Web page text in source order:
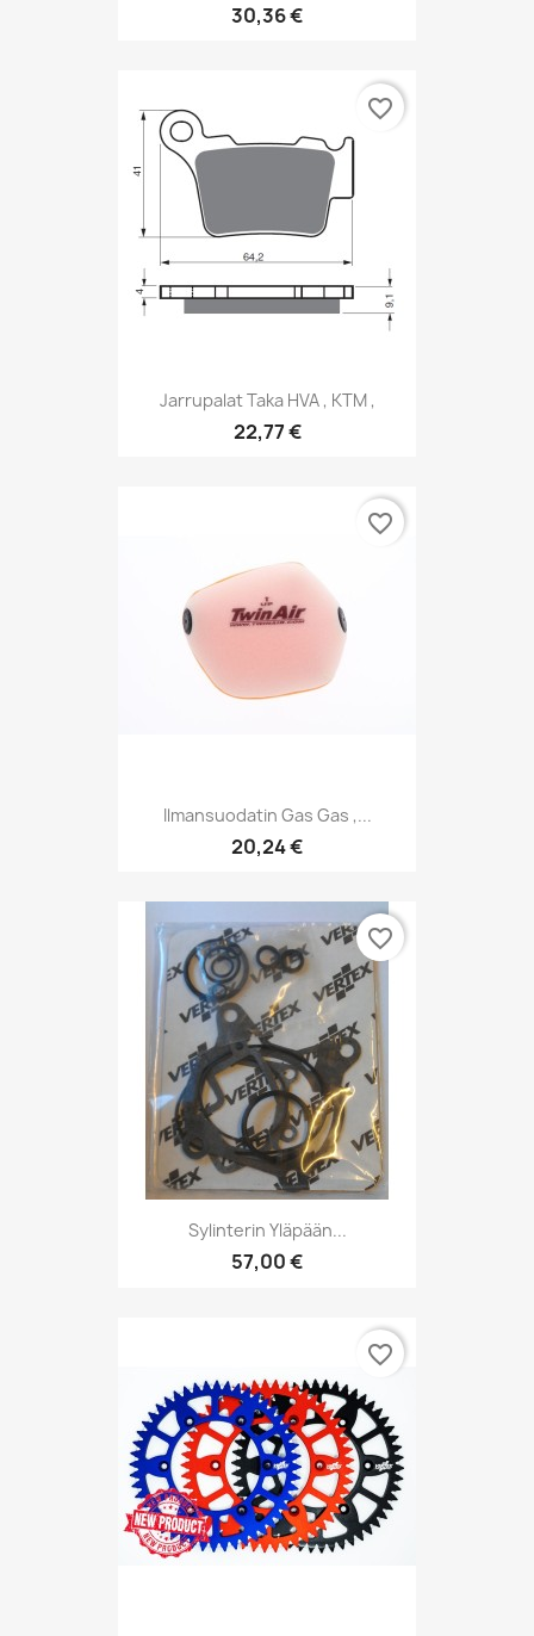
30,36 €
Jarrupalat Taka HVA , KTM ,
22,77 €
favorite_border
Ilmansuodatin Gas Gas ,...
20,24 €
favorite_border
Sylinterin Yläpään...
57,00 €
favorite_border
favorite_border